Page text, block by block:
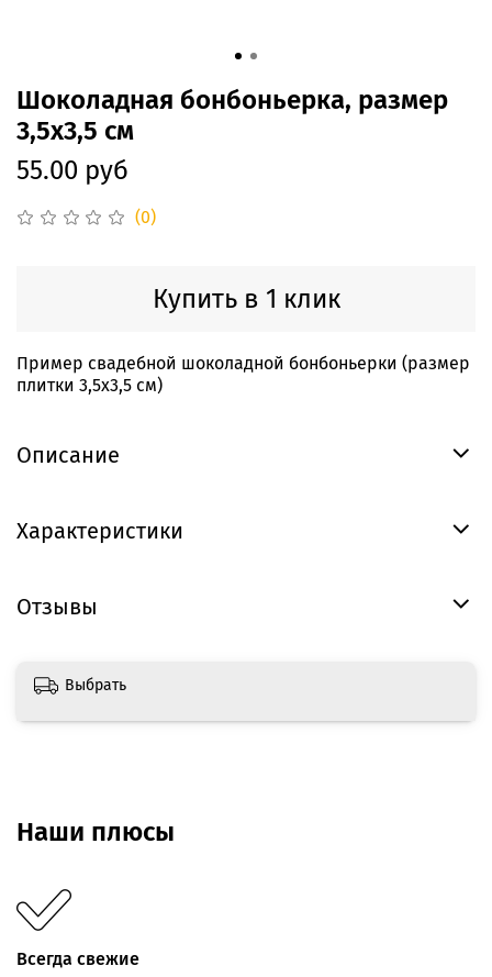
(0)
Шоколадная бонбоньерка, размер
3,5х3,5 см
55.00 руб
Купить в 1 клик
Пример свадебной шоколадной бонбоньерки (размер
плитки 3,5х3,5 см)
Описание
Характеристики
Отзывы
Выбрать
Наши плюсы
Всегда свежие